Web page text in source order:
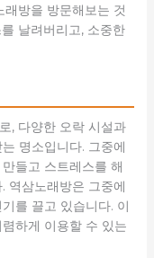
방을 방문해보는 것
날려버리고, 소중한
, 다양한 오락 시설과
명소입니다. 그중에
들고 스트레스를 해
역삼노래방은 그중에
를 끌고 있습니다. 이
하게 이용할 수 있는